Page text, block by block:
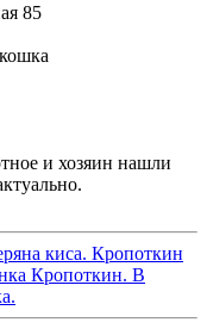
85
киса. Кропоткин
Кропоткин. В